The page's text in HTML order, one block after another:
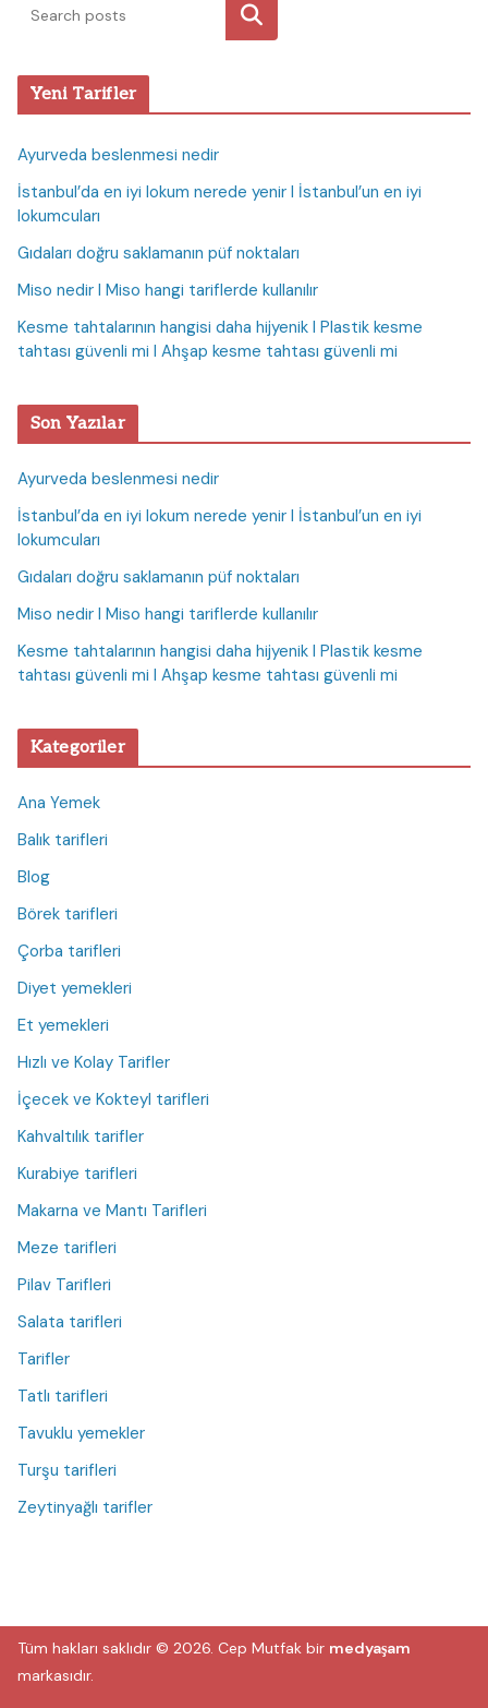
Ara
Yeni Tarifler
Ayurveda beslenmesi nedir
İstanbul’da en iyi lokum nerede yenir I İstanbul’un en iyi
lokumcuları
Gıdaları doğru saklamanın püf noktaları
Miso nedir I Miso hangi tariflerde kullanılır
Kesme tahtalarının hangisi daha hijyenik I Plastik kesme
tahtası güvenli mi I Ahşap kesme tahtası güvenli mi
Son Yazılar
Ayurveda beslenmesi nedir
İstanbul’da en iyi lokum nerede yenir I İstanbul’un en iyi
lokumcuları
Gıdaları doğru saklamanın püf noktaları
Miso nedir I Miso hangi tariflerde kullanılır
Kesme tahtalarının hangisi daha hijyenik I Plastik kesme
tahtası güvenli mi I Ahşap kesme tahtası güvenli mi
Kategoriler
Ana Yemek
Balık tarifleri
Blog
Börek tarifleri
Çorba tarifleri
Diyet yemekleri
Et yemekleri
Hızlı ve Kolay Tarifler
İçecek ve Kokteyl tarifleri
Kahvaltılık tarifler
Kurabiye tarifleri
Makarna ve Mantı Tarifleri
Meze tarifleri
Pilav Tarifleri
Salata tarifleri
Tarifler
Tatlı tarifleri
Tavuklu yemekler
Turşu tarifleri
Zeytinyağlı tarifler
Tüm hakları saklıdır © 2026. Cep Mutfak bir medyaşam
markasıdır.